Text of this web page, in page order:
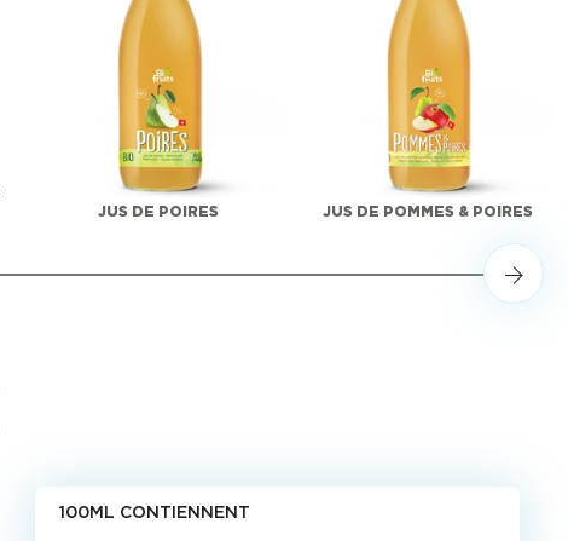
JUS DE POIRES JUS DE POMMES & POIRES
100ML CONTIENNENT